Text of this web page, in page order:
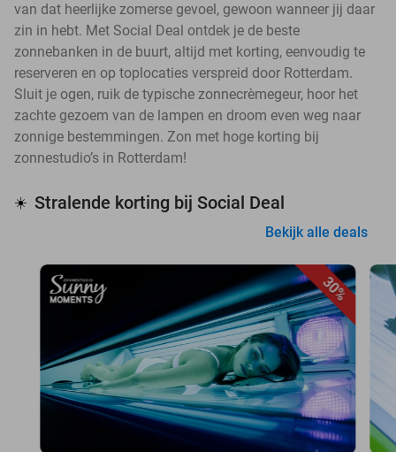
van dat heerlijke zomerse gevoel, gewoon wanneer jij daar
zin in hebt. Met Social Deal ontdek je de beste
zonnebanken in de buurt, altijd met korting, eenvoudig te
reserveren en op toplocaties verspreid door Rotterdam.
Sluit je ogen, ruik de typische zonnecrèmegeur, hoor het
zachte gezoem van de lampen en droom even weg naar
zonnige bestemmingen. Zon met hoge korting bij
zonnestudio’s in Rotterdam!
☀️ Stralende korting bij Social Deal
Bekijk alle deals
30%